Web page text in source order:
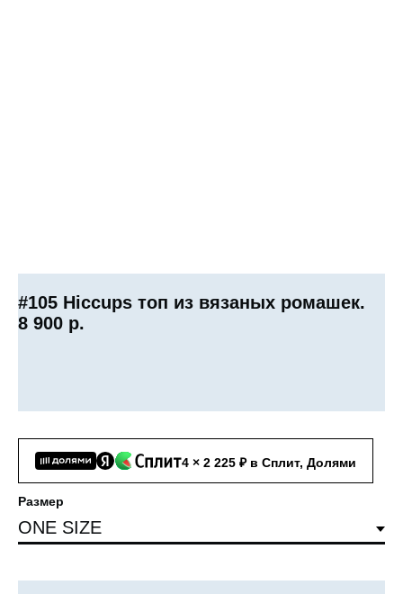
#105 Hiccups топ из вязаных ромашек.
8 900 р.
4 × 2 225 ₽ в Сплит, Долями
Размер